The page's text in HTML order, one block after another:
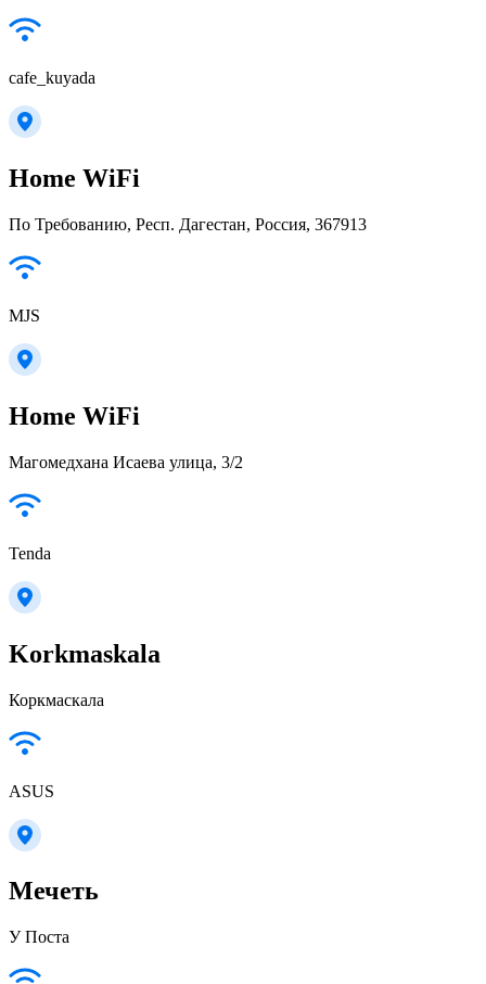
cafe_kuyada
Home WiFi
По Требованию, Респ. Дагестан, Россия, 367913
MJS
Home WiFi
Магомедхана Исаева улица, 3/2
Tenda
Korkmaskala
Коркмаскала
ASUS
Мечеть
У Поста